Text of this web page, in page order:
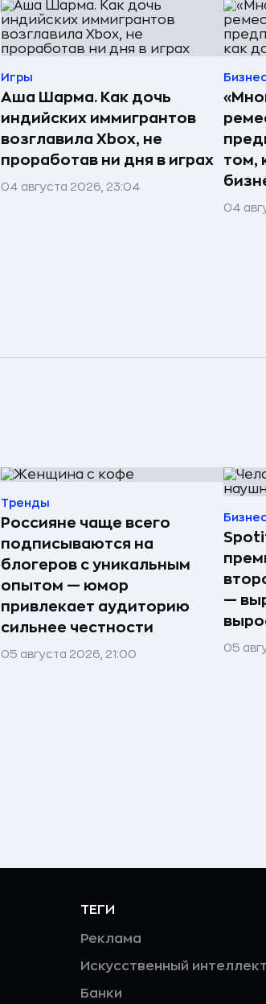
Игры
Аша Шарма. Как дочь
индийских иммигрантов
возглавила Xbox, не
проработав ни дня в играх
04 августа 2026, 23:04
том,
04
Тренды
Россияне чаще всего
подписываются на
блогеров с уникальным
опытом — юмор
привлекает аудиторию
сильнее честности
05 августа 2026, 21:00
—
05
ТЕГИ
Реклама
Искусственный интеллект
Банки